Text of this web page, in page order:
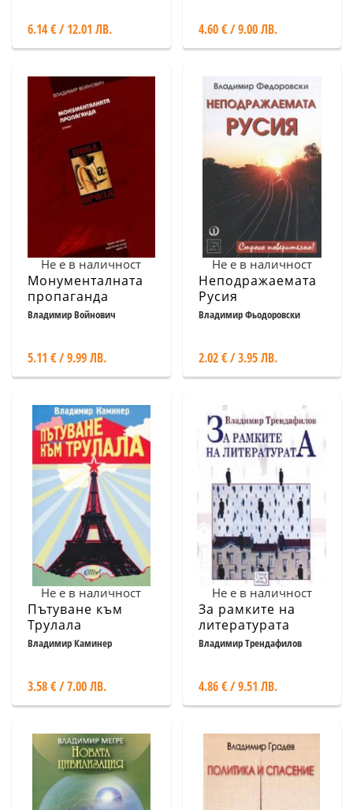
6.14 € / 12.01 ЛВ. 4.60 € / 9.00 ЛВ.
Не е в наличност
Монументалната
пропаганда
Владимир Войнович
5.11 € / 9.99 ЛВ.
Не е в наличност
Неподражаемата
Русия
Владимир Фьодоровски
2.02 € / 3.95 ЛВ.
Не е в наличност
Пътуване към
Трулала
Владимир Каминер
3.58 € / 7.00 ЛВ.
Не е в наличност
За рамките на
литературата
Владимир Трендафилов
4.86 € / 9.51 ЛВ.